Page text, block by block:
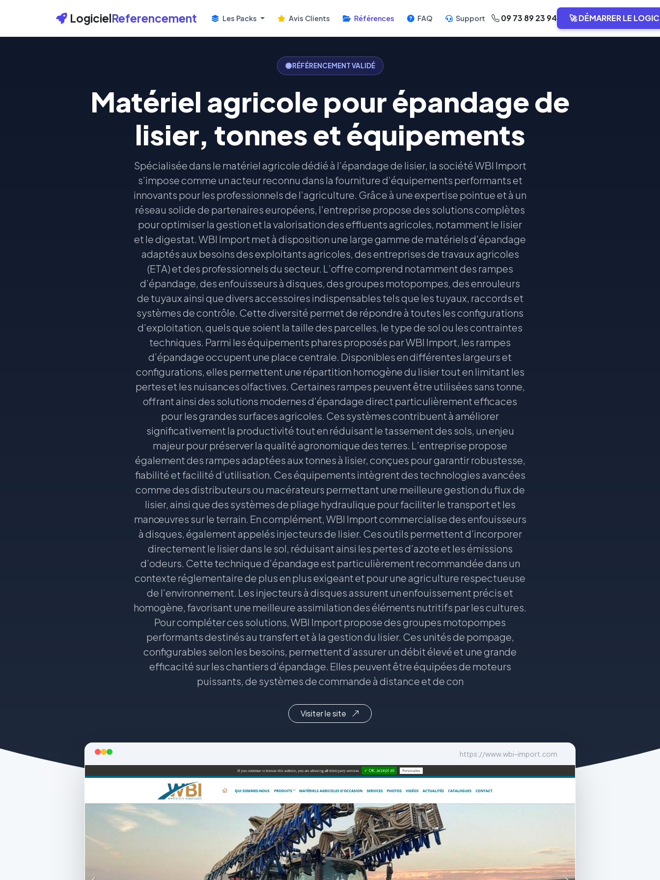
LogicielReferencement Les Packs Avis Clients Références FAQ Support 09 73 89 23 94 🚀 DÉMARRER LE
RÉFÉRENCEMENT VALIDÉ
Matériel agricole pour épandage de
lisier, tonnes et équipements
Spécialisée dans le matériel agricole dédié à l’épandage de lisier, la société WBI Import
s’impose comme un acteur reconnu dans la fourniture d’équipements performants et
innovants pour les professionnels de l’agriculture. Grâce à une expertise pointue et à un
réseau solide de partenaires européens, l’entreprise propose des solutions complètes
pour optimiser la gestion et la valorisation des effluents agricoles, notamment le lisier
et le digestat. WBI Import met à disposition une large gamme de matériels d’épandage
adaptés aux besoins des exploitants agricoles, des entreprises de travaux agricoles
(ETA) et des professionnels du secteur. L’offre comprend notamment des rampes
d’épandage, des enfouisseurs à disques, des groupes motopompes, des enrouleurs
de tuyaux ainsi que divers accessoires indispensables tels que les tuyaux, raccords et
systèmes de contrôle. Cette diversité permet de répondre à toutes les configurations
d’exploitation, quels que soient la taille des parcelles, le type de sol ou les contraintes
techniques. Parmi les équipements phares proposés par WBI Import, les rampes
d’épandage occupent une place centrale. Disponibles en différentes largeurs et
configurations, elles permettent une répartition homogène du lisier tout en limitant les
pertes et les nuisances olfactives. Certaines rampes peuvent être utilisées sans tonne,
offrant ainsi des solutions modernes d’épandage direct particulièrement efficaces
pour les grandes surfaces agricoles. Ces systèmes contribuent à améliorer
significativement la productivité tout en réduisant le tassement des sols, un enjeu
majeur pour préserver la qualité agronomique des terres. L’entreprise propose
également des rampes adaptées aux tonnes à lisier, conçues pour garantir robustesse,
fiabilité et facilité d’utilisation. Ces équipements intègrent des technologies avancées
comme des distributeurs ou macérateurs permettant une meilleure gestion du flux de
lisier, ainsi que des systèmes de pliage hydraulique pour faciliter le transport et les
manœuvres sur le terrain. En complément, WBI Import commercialise des enfouisseurs
à disques, également appelés injecteurs de lisier. Ces outils permettent d’incorporer
directement le lisier dans le sol, réduisant ainsi les pertes d’azote et les émissions
d’odeurs. Cette technique d’épandage est particulièrement recommandée dans un
contexte réglementaire de plus en plus exigeant et pour une agriculture respectueuse
de l’environnement. Les injecteurs à disques assurent un enfouissement précis et
homogène, favorisant une meilleure assimilation des éléments nutritifs par les cultures.
Pour compléter ces solutions, WBI Import propose des groupes motopompes
performants destinés au transfert et à la gestion du lisier. Ces unités de pompage,
configurables selon les besoins, permettent d’assurer un débit élevé et une grande
efficacité sur les chantiers d’épandage. Elles peuvent être équipées de moteurs
puissants, de systèmes de commande à distance et de con
Visiter le site
https://www.wbi-import.com